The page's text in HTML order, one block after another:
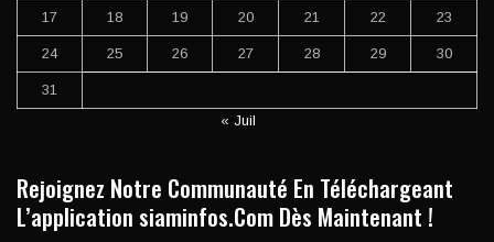
17 18 19 20 21 22 23
24 25 26 27 28 29 30
31
« Juil
Rejoignez Notre Communauté En Téléchargeant
L’application siaminfos.Com Dès Maintenant !